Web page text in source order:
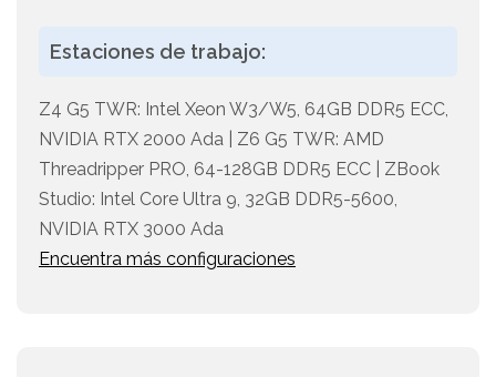
Estaciones de trabajo:
Z4 G5 TWR: Intel Xeon W3/W5, 64GB DDR5 ECC,
NVIDIA RTX 2000 Ada | Z6 G5 TWR: AMD
Threadripper PRO, 64-128GB DDR5 ECC | ZBook
Studio: Intel Core Ultra 9, 32GB DDR5-5600,
NVIDIA RTX 3000 Ada
Encuentra más configuraciones